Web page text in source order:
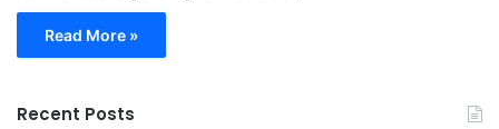
Read More »
Recent Posts